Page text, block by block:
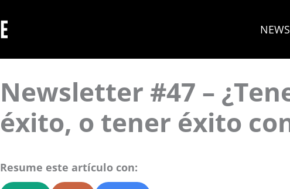
Newsletter #47 –
éxito, o tener éxito
Resume este artículo con: